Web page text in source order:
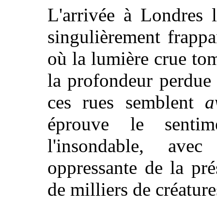
L'arrivée à Londres
singulièrement
où la lumière crue
la profondeur perdue
ces rues semblent
éprouve le
l'insondable,
oppressante de la
de milliers de